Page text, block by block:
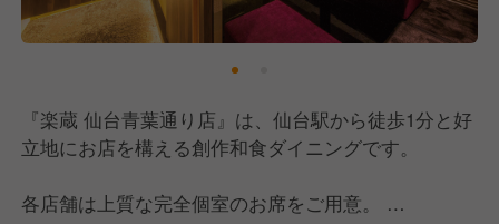
『楽蔵 仙台青葉通り店』は、仙台駅から徒歩1分と好
立地にお店を構える創作和食ダイニングです。
各店舗は上質な完全個室のお席をご用意。